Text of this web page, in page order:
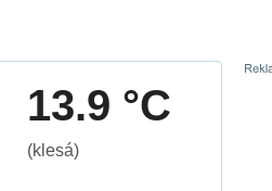
13.9 °C
(klesá)